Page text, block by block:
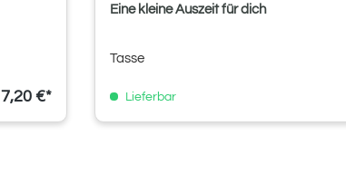
7,20 €*
Eine kleine Auszeit für dich
Tasse
Lieferbar